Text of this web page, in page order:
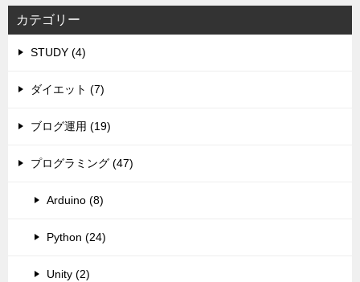
カテゴリー
STUDY (4)
ダイエット (7)
ブログ運用 (19)
プログラミング (47)
Arduino (8)
Python (24)
Unity (2)